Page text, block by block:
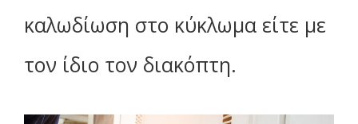
καλωδίωση στο κύκλωμα είτε με
τον ίδιο τον διακόπτη.